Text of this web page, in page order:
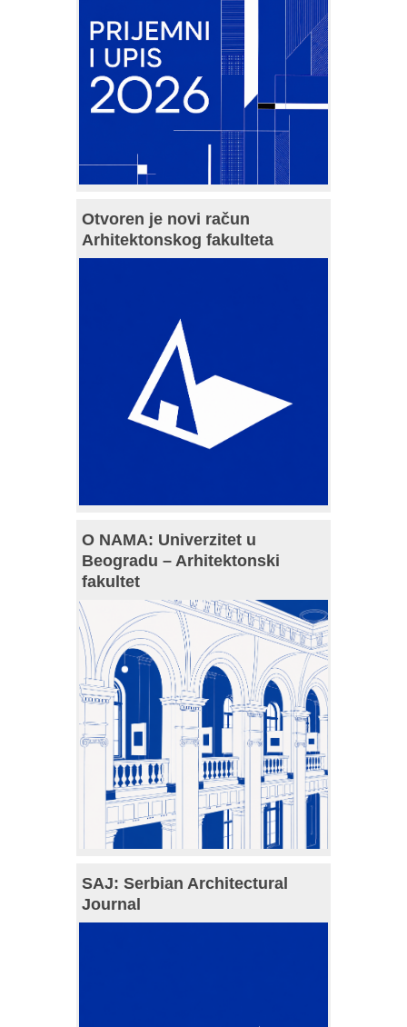
Otvoren je novi račun
Arhitektonskog fakulteta
O NAMA: Univerzitet u
Beogradu – Arhitektonski
fakultet
SAJ: Serbian Architectural
Journal